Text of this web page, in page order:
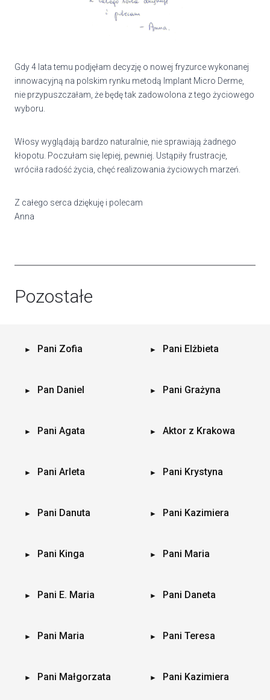
Gdy 4 lata temu podjęłam decyzję o nowej fryzurce wykonanej
innowacyjną na polskim rynku metodą Implant Micro Derme,
nie przypuszczałam, że będę tak zadowolona z tego życiowego
wyboru.
Włosy wyglądają bardzo naturalnie, nie sprawiają żadnego
kłopotu. Poczułam się lepiej, pewniej. Ustąpiły frustracje,
wróciła radość życia, chęć realizowania życiowych marzeń.
Z całego serca dziękuję i polecam
Anna
Pozostałe
Pani Zofia Pani Elżbieta
Pan Daniel Pani Grażyna
Pani Agata Aktor z Krakowa
Pani Arleta Pani Krystyna
Pani Danuta Pani Kazimiera
Pani Kinga Pani Maria
Pani E. Maria Pani Daneta
Pani Maria Pani Teresa
Pani Małgorzata Pani Kazimiera